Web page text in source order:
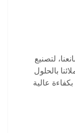
لتصنيع
بالحلول
عالية